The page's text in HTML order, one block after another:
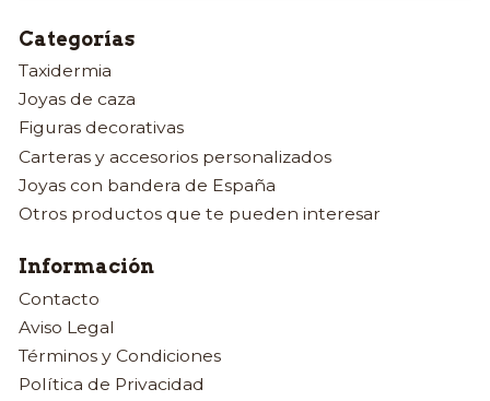
Categorías
Taxidermia
Joyas de caza
Figuras decorativas
Carteras y accesorios personalizados
Joyas con bandera de España
Otros productos que te pueden interesar
Información
Contacto
Aviso Legal
Términos y Condiciones
Política de Privacidad